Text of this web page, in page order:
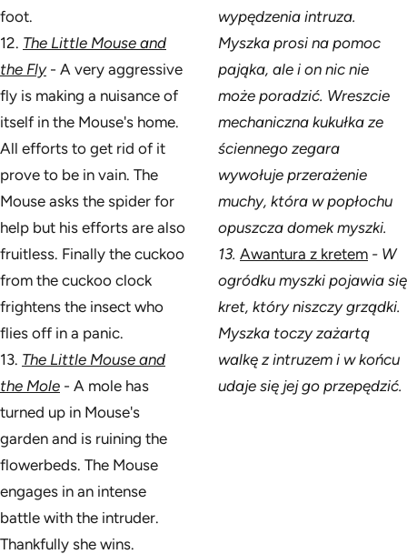
foot.
12. The Little Mouse and
the Fly- A very aggressive
fly is making a nuisance of
itself in the Mouse's home.
All efforts to get rid of it
prove to be in vain. The
Mouse asks the spider for
help but his efforts are also
fruitless. Finally the cuckoo
from the cuckoo clock
frightens the insect who
flies off in a panic.
13. The Little Mouse and
the Mole - A mole has
turned up in Mouse's
garden and is ruining the
flowerbeds. The Mouse
engages in an intense
battle with the intruder.
Thankfully she wins.
wypędzenia intruza.
Myszka prosi na pomoc
pająka, ale i on nic nie
może poradzić. Wreszcie
mechaniczna kukułka ze
ściennego zegara
wywołuje przerażenie
muchy, która w popłochu
opuszcza domek myszki.
13. Awantura z kretem - W
ogródku myszki pojawia się
kret, który niszczy grządki.
Myszka toczy zażartą
walkę z intruzem i w końcu
udaje się jej go przepędzić.